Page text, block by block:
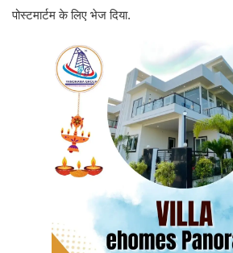
पोस्टमार्टम के लिए भेज दिया.